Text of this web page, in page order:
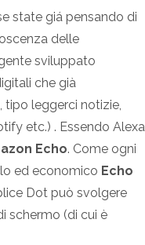
state giá pensando di
delle
sviluppato
che già
tipo leggerci notizie,
etc.) . Essendo Alexa
Echo. Come ogni
ed economico Echo
Dot può svolgere
schermo (di cui è